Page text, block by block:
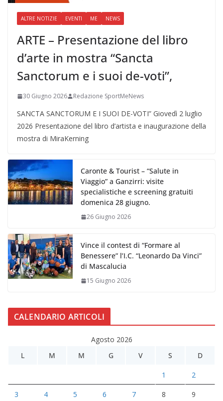
ALTRE NOTIZIE EVENTI ME NEWS
ARTE – Presentazione del libro
d’arte in mostra “Sancta
Sanctorum e i suoi de-voti”,
30 Giugno 2026 Redazione SportMeNews
SANCTA SANCTORUM E I SUOI DE-VOTI” Giovedì 2 luglio
2026 Presentazione del libro d’artista e inaugurazione della
mostra di MiraKerning
Caronte & Tourist – “Salute in
Viaggio” a Ganzirri: visite
specialistiche e screening gratuiti
domenica 28 giugno.
26 Giugno 2026
Vince il contest di “Formare al
Benessere” l’I.C. “Leonardo Da Vinci”
di Mascalucia
15 Giugno 2026
CALENDARIO ARTICOLI
Agosto 2026
L
M M G V S D
1 2
3 4 5 6 7 8 9